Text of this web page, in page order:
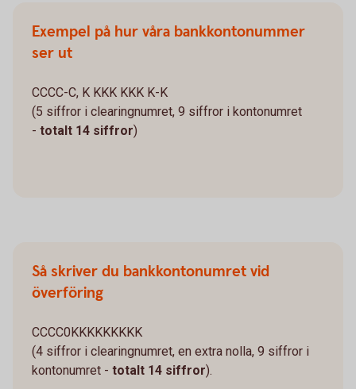
Exempel på hur våra bankkontonummer
ser ut
CCCC-C, K KKK KKK K-K
(5 siffror i clearingnumret, 9 siffror i kontonumret
- totalt 14 siffror)
Så skriver du bankkontonumret vid
överföring
CCCC0KKKKKKKKK
(4 siffror i clearingnumret, en extra nolla, 9 siffror i
kontonumret - totalt 14 siffror).